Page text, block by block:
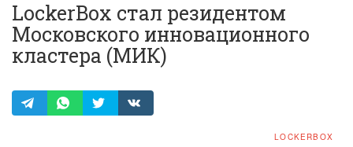
LockerBox стал резидентом
Московского инновационного
кластера (МИК)
LOCKERBOX